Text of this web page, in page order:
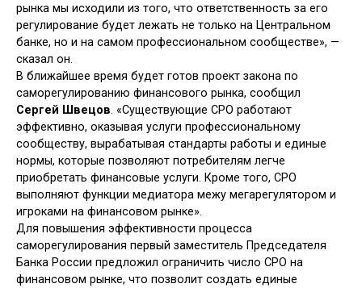
рынка мы исходили из того, что ответственность за его
регулирование будет лежать не только на Центральном
банке, но и на самом профессиональном сообществе», —
сказал он.
В ближайшее время будет готов проект закона по
саморегулированию финансового рынка, сообщил
Сергей Швецов. «Существующие СРО работают
эффективно, оказывая услуги профессиональному
сообществу, вырабатывая стандарты работы и единые
нормы, которые позволяют потребителям легче
приобретать финансовые услуги. Кроме того, СРО
выполняют функции медиатора межу мегарегулятором и
игроками на финансовом рынке».
Для повышения эффективности процесса
саморегулирования первый заместитель Председателя
Банка России предложил ограничить число СРО на
финансовом рынке, что позволит создать единые